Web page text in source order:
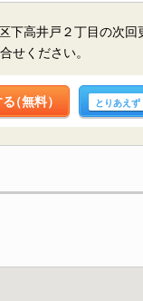
下高井戸２丁目の次回
せください。
（無料） とりあえず